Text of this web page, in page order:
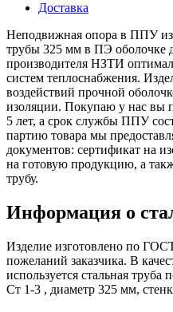
Доставка
Неподвижная опора в ППУ
трубы 325 мм в ПЭ оболочке
производителя НЗТИ
систем теплоснабжения.
воздействий прочной
изоляции. Покупаю у нас вы
5 лет, а срок службы ППУ
партию товара мы
документов: сертификат на
на готовую продукцию, а
трубу.
Информация о
Изделие изготовлено по
пожеланий заказчика. В
используется стальная
Ст 1-3 , диаметр 325 мм,